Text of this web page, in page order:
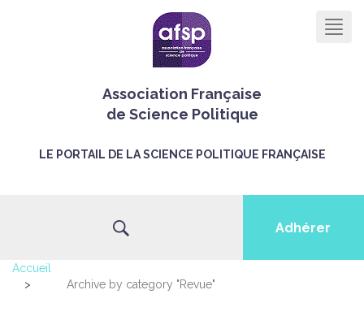
Association Française
de Science Politique
LE PORTAIL DE LA SCIENCE POLITIQUE FRANÇAISE
Adhérer
Accueil
>
Archive by category "Revue"